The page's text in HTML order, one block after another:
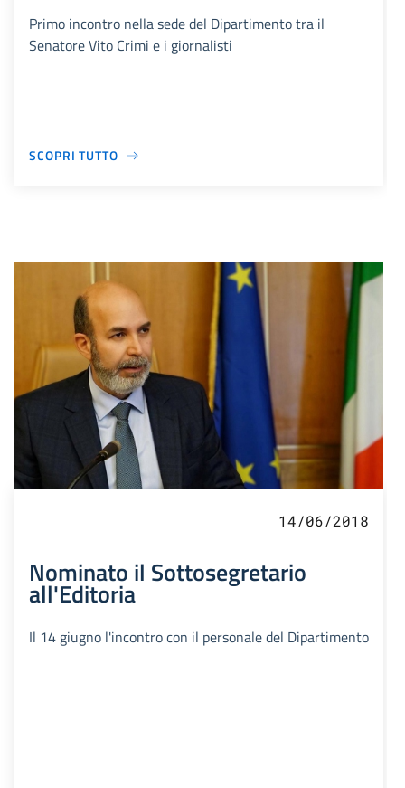
Primo incontro nella sede del Dipartimento tra il
Senatore Vito Crimi e i giornalisti
SCOPRI TUTTO
14/06/2018
Nominato il Sottosegretario
all'Editoria
Il 14 giugno l'incontro con il personale del Dipartimento